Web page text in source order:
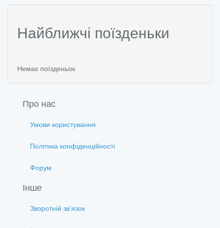
Найближчі поїзденьки
Немає поїзденьок
Про нас
Умови користування
Політика конфіденційності
Форум
Інше
Зворотній зв'язок